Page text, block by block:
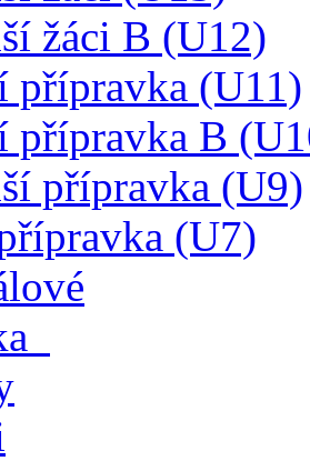
žáci B (U12)
přípravka (U11)
přípravka B
přípravka (U9)
(U7)